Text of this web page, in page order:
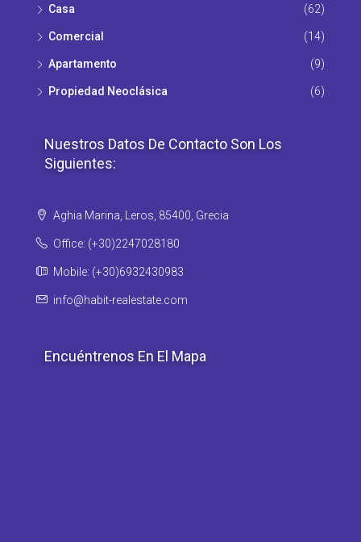
Casa (62)
Comercial (14)
Apartamento (9)
Propiedad Νeoclásica (6)
Nuestros Datos De Contacto Son Los
Siguientes:
Aghia Marina, Leros, 85400, Grecia
Office: (+30)2247028180
Mobile: (+30)6932430983
info@habit-realestate.com
Encuéntrenos En El Mapa